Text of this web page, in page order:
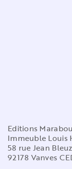
Editions
Immeuble Louis
58 rue Jean
92178 Vanves